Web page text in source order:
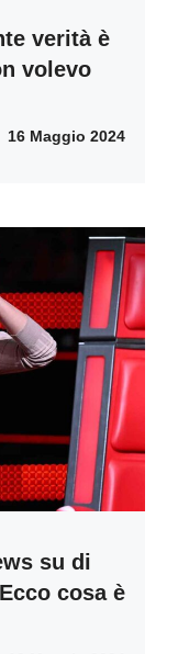
verità è
volevo
16 Maggio 2024
su di
cosa è